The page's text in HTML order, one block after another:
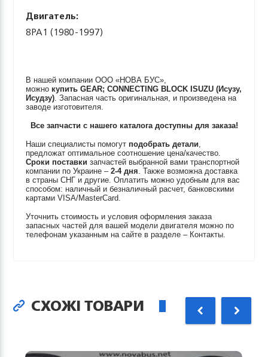
Двигатель:
8PA1 (1980-1997)
В нашей компании ООО «НОВА БУС»,
можно купитьGEAR; CONNECTING BLOCK ISUZU (Исузу,
Исудзу). Запасная часть оригинальная, и произведена на
заводе изготовителя.
Все запчасти с нашего каталога доступны для заказа!
Наши специалисты помогут подобрать детали,
предложат оптимальное соотношение цена/качество.
Сроки поставки запчастей выбранной вами транспортной
компании по Украине –2-4 дня. Также возможна доставка
в страны СНГ и другие. Оплатить можно удобным для вас
способом: наличный и безналичный расчет, банковскими
картами VISA/MasterCard.
Уточнить стоимость и условия оформления заказа
запасных частей для вашей модели двигателя можно по
телефонам указанным на сайте в разделе – Контакты.
СХОЖІ ТОВАРИ